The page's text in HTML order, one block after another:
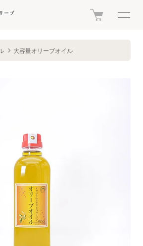
大容量オリーブオイル